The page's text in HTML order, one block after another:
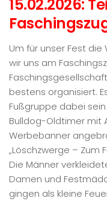
15.02.2026:
Um für unser Fest
wir uns am
bestens organisiert.
Fußgruppe dabei
Bulldog-Oldtimer mit
Werbebanner
„Löschzwerge – Zum
Die Männer
Damen und
gingen als kleine